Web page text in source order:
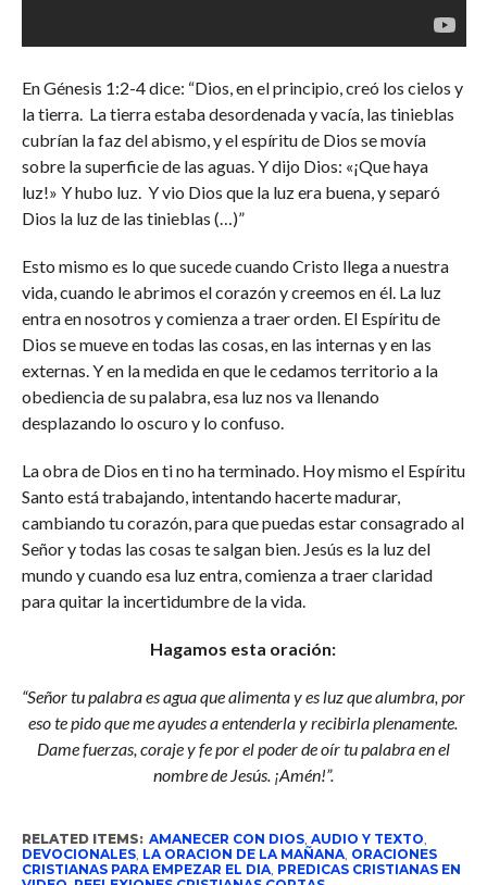
En Génesis 1:2-4 dice: “Dios, en el principio, creó los cielos y
la tierra. La tierra estaba desordenada y vacía, las tinieblas
cubrían la faz del abismo, y el espíritu de Dios se movía
sobre la superficie de las aguas. Y dijo Dios: «¡Que haya
luz!» Y hubo luz. Y vio Dios que la luz era buena, y separó
Dios la luz de las tinieblas (…)”
Esto mismo es lo que sucede cuando Cristo llega a nuestra
vida, cuando le abrimos el corazón y creemos en él. La luz
entra en nosotros y comienza a traer orden. El Espíritu de
Dios se mueve en todas las cosas, en las internas y en las
externas. Y en la medida en que le cedamos territorio a la
obediencia de su palabra, esa luz nos va llenando
desplazando lo oscuro y lo confuso.
La obra de Dios en ti no ha terminado. Hoy mismo el Espíritu
Santo está trabajando, intentando hacerte madurar,
cambiando tu corazón, para que puedas estar consagrado al
Señor y todas las cosas te salgan bien. Jesús es la luz del
mundo y cuando esa luz entra, comienza a traer claridad
para quitar la incertidumbre de la vida.
Hagamos esta oración:
“Señor tu palabra es agua que alimenta y es luz que alumbra, por
eso te pido que me ayudes a entenderla y recibirla plenamente.
Dame fuerzas, coraje y fe por el poder de oír tu palabra en el
nombre de Jesús. ¡Amén!”.
RELATED ITEMS: AMANECER CON DIOS, AUDIO Y TEXTO,
DEVOCIONALES, LA ORACION DE LA MAÑANA, ORACIONES
CRISTIANAS PARA EMPEZAR EL DIA, PREDICAS CRISTIANAS EN